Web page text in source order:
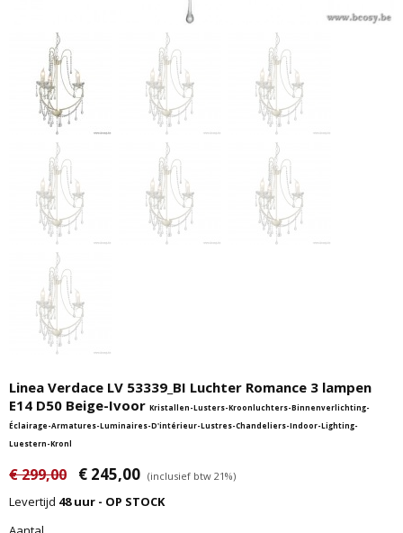
Linea Verdace LV 53339_BI Luchter Romance 3 lampen
E14 D50 Beige-Ivoor Kristallen-Lusters-Kroonluchters-Binnenverlichting-
Éclairage-Armatures-Luminaires-D'intérieur-Lustres-Chandeliers-Indoor-Lighting-
Luestern-Kronl
€ 299,00 € 245,00 (inclusief btw 21%)
Levertijd 48 uur - OP STOCK